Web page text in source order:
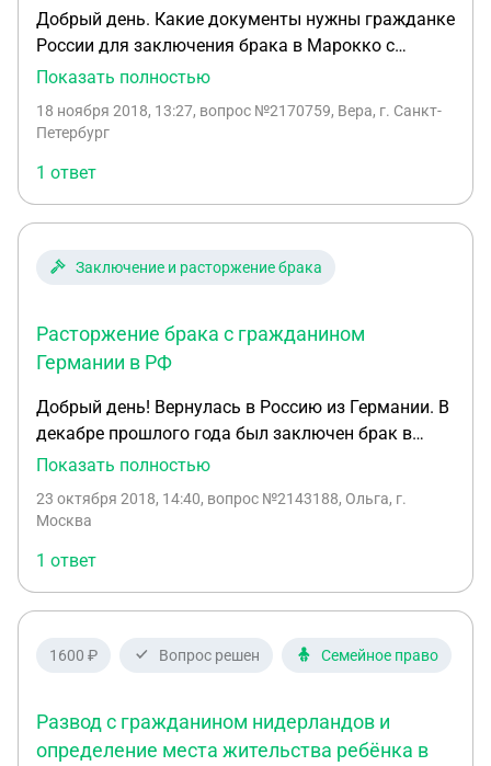
развод. Как мне быть в данной ситуации: 1. Оба
не живем и не имеем прописки в РФ, но мы
граждане РФ. 2. Имею брачный договор и св- во
браке - оригиналы. 3. Муж против развода. Детей
несовершеннолетних у нас нет -22 года. Это
Добрый день. Какие документы нужны гражданке
России для заключения брака в Марокко с
марокканцем? Какие есть подводные камни?
оформление брака? Если мы заключаем брак в
законодательству РФ? А также интересует вопрос
о разводе. Если мы решим расторгнуть брак - как
это оформляется в Марокко и отдадут ли детей
российской гражданке, еще и христианке?
Показать полностью
18 ноября 2018, 13:27, вопрос №2170759, Вера, г. Санкт-
Петербург
1 ответ
Заключение и расторжение брака
Расторжение брака с гражданином
Германии в РФ
Добрый день! Вернулась в Россию из Германии. В
декабре прошлого года был заключен брак в
Дании с гражданинои ЕС, постоянно
общаемся совсем. Подскажите, пожалуйста, как и
Показать полностью
23 октября 2018, 14:40, вопрос №2143188, Ольга, г.
Москва
1 ответ
1600 ₽ Вопрос решен Семейное право
Развод с гражданином нидерландов и
определение места жительства ребёнка в